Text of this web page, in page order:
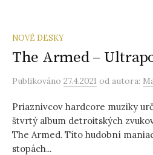
NOVÉ DESKY
The Armed –
Publikováno 27.4.2021 od autora:
Priaznivcov hardcore muziky
štvrtý album detroitských
The Armed. Títo hudobní
stopách...